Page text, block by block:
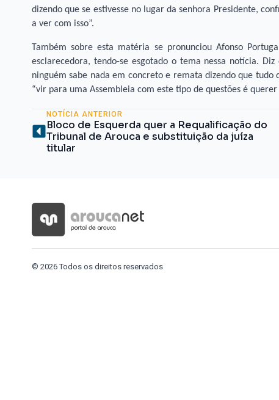
dizendo que se estivesse no lugar da senhora Presidente,
a ver com isso”.
Também sobre esta matéria se pronunciou Afonso
esclarecedora, tendo-se esgotado o tema nessa notícia.
ninguém sabe nada em concreto e remata dizendo que
“vir para uma Assembleia com este tipo de questões é
NOTÍCIA ANTERIOR
Bloco de Esquerda quer a Requalificação do
Tribunal de Arouca e substituição da juíza
titular
© 2026 Todos os direitos reservados